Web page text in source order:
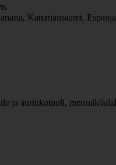
Kanariansaaret, Espanja